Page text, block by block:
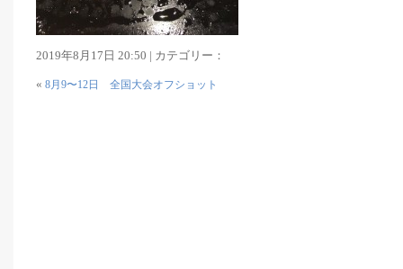
2019年8月17日 20:50 | カテゴリー：
« 8月9〜12日 全国大会オフショット